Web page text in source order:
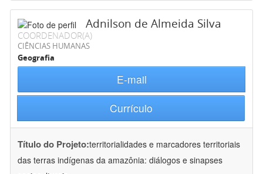
Adnilson de Almeida Silva
COORDENADOR(A)
CIÊNCIAS HUMANAS
Geografia
E-mail
Currículo
Título do Projeto:territorialidades e marcadores territoriais
das terras indígenas da amazônia: diálogos e sinapses